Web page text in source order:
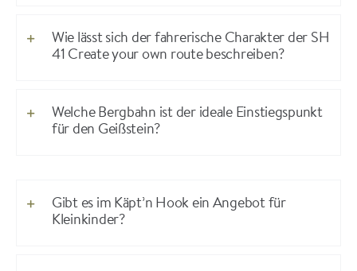
Wie lässt sich der fahrerische Charakter der SH
41 Create your own route beschreiben?
Welche Bergbahn ist der ideale Einstiegspunkt
für den Geißstein?
Gibt es im Käpt’n Hook ein Angebot für
Kleinkinder?